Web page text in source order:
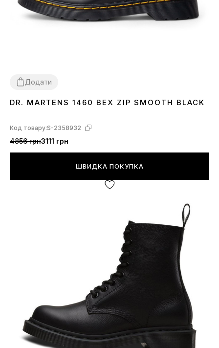
Додати
36 3738
DR. MARTENS 1460 BEX ZIP SMOOTH BLACK
Код товару:S-2358932
4856 грн3111 грн
ШВИДКА ПОКУПКА